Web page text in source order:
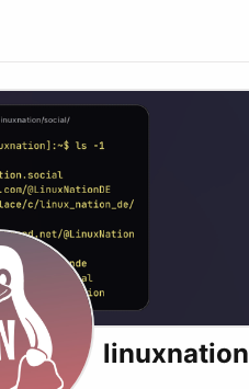
linuxnation